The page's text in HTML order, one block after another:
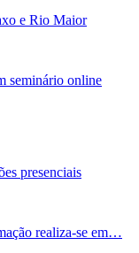
e Rio Maior
seminário online
presenciais
realiza-se em…